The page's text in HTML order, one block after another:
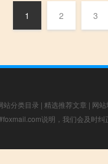
1 2 3
站分类目录 | 精选推荐文章 | 网站
说明，我们会及时纠